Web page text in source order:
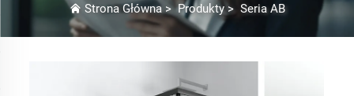
Strona Główna>Produkty> Seria AB